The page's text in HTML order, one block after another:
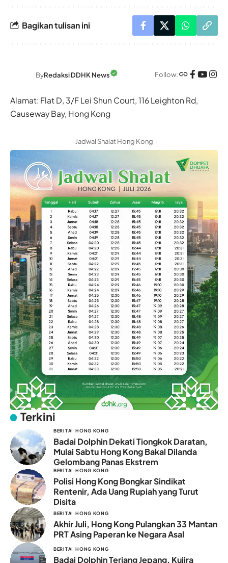
Bagikan tulisan ini
ByRedaksi DDHK News Follow:
Alamat: Flat D, 3/F Lei Shun Court, 116 Leighton Rd,
Causeway Bay, Hong Kong
- Jadwal Shalat Hong Kong -
Terkini
BERITA HONG KONG
Badai Dolphin Dekati Tiongkok Daratan,
Mulai Sabtu Hong Kong Bakal Dilanda
Gelombang Panas Ekstrem
BERITA HONG KONG
Polisi Hong Kong Bongkar Sindikat
Rentenir, Ada Uang Rupiah yang Turut
Disita
BERITA HONG KONG
Akhir Juli, Hong Kong Pulangkan 33 Mantan
PRT Asing Paperan ke Negara Asal
BERITA HONG KONG
Badai Dolphin Terjang Jepang, Kujira